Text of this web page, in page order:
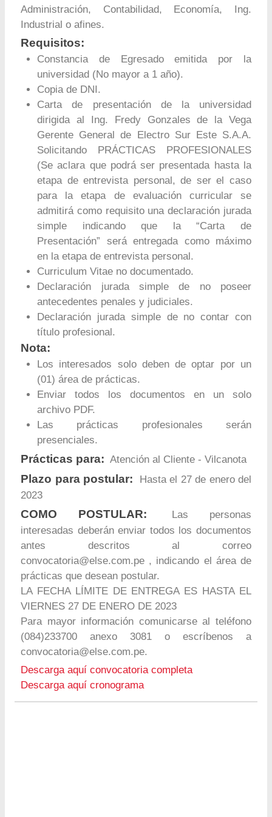
Administración, Contabilidad, Economía, Ing.
Industrial o afines.
Requisitos:
Constancia de Egresado emitida por la
universidad (No mayor a 1 año).
Copia de DNI.
Carta de presentación de la universidad
dirigida al Ing. Fredy Gonzales de la Vega
Gerente General de Electro Sur Este S.A.A.
Solicitando PRÁCTICAS PROFESIONALES
(Se aclara que podrá ser presentada hasta la
etapa de entrevista personal, de ser el caso
para la etapa de evaluación curricular se
admitirá como requisito una declaración jurada
simple indicando que la “Carta de
Presentación” será entregada como máximo
en la etapa de entrevista personal.
Curriculum Vitae no documentado.
Declaración jurada simple de no poseer
antecedentes penales y judiciales.
Declaración jurada simple de no contar con
título profesional.
Nota:
Los interesados solo deben de optar por un
(01) área de prácticas.
Enviar todos los documentos en un solo
archivo PDF.
Las prácticas profesionales serán
presenciales.
Prácticas para: Atención al Cliente - Vilcanota
Plazo para postular:
Hasta el 27 de enero del
2023
COMO POSTULAR:
Las personas
interesadas deberán enviar todos los documentos
antes descritos al correo
convocatoria@else.com.pe , indicando el área de
prácticas que desean postular.
LA FECHA LÍMITE DE ENTREGA ES HASTA EL
VIERNES 27 DE ENERO DE 2023
Para mayor información comunicarse al teléfono
(084)233700 anexo 3081 o escríbenos a
convocatoria@else.com.pe.
Descarga aquí convocatoria completa
Descarga aquí cronograma